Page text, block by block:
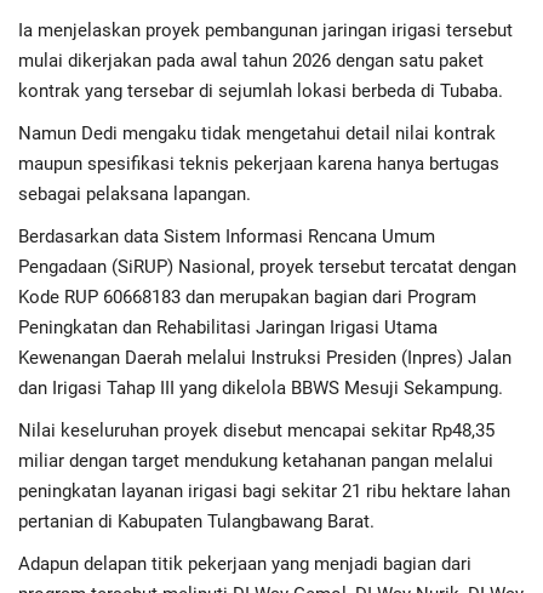
Ia menjelaskan proyek pembangunan jaringan irigasi tersebut
mulai dikerjakan pada awal tahun 2026 dengan satu paket
kontrak yang tersebar di sejumlah lokasi berbeda di Tubaba.
Namun Dedi mengaku tidak mengetahui detail nilai kontrak
maupun spesifikasi teknis pekerjaan karena hanya bertugas
sebagai pelaksana lapangan.
Berdasarkan data Sistem Informasi Rencana Umum
Pengadaan (SiRUP) Nasional, proyek tersebut tercatat dengan
Kode RUP 60668183 dan merupakan bagian dari Program
Peningkatan dan Rehabilitasi Jaringan Irigasi Utama
Kewenangan Daerah melalui Instruksi Presiden (Inpres) Jalan
dan Irigasi Tahap III yang dikelola BBWS Mesuji Sekampung.
Nilai keseluruhan proyek disebut mencapai sekitar Rp48,35
miliar dengan target mendukung ketahanan pangan melalui
peningkatan layanan irigasi bagi sekitar 21 ribu hektare lahan
pertanian di Kabupaten Tulangbawang Barat.
Adapun delapan titik pekerjaan yang menjadi bagian dari